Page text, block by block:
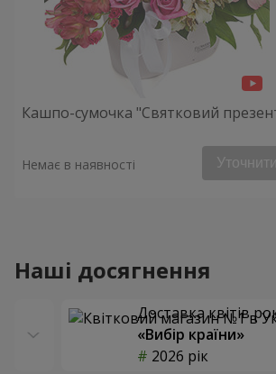
Кашпо-сумочка "Святковий
Немає в наявності Уточнити
Наші досягнення
Доставка квітів
«Вибір країни»
2026 рік